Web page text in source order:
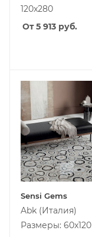
120x280
От 5 913 руб.
Sensi Gems
Abk (Италия)
Размеры: 60x120